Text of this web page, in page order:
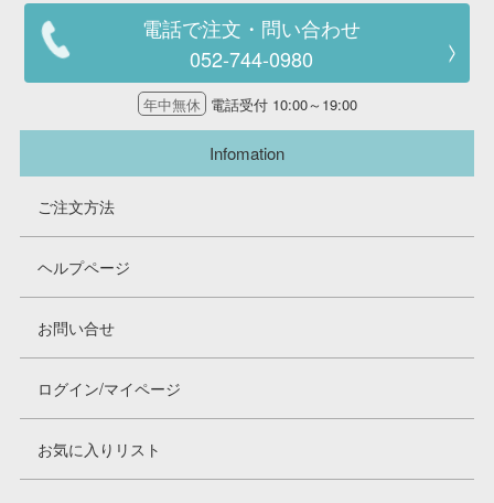
電話で注文・問い合わせ
052-744-0980
年中無休 電話受付 10:00～19:00
Infomation
ご注文方法
ヘルプページ
お問い合せ
ログイン/マイページ
お気に入りリスト